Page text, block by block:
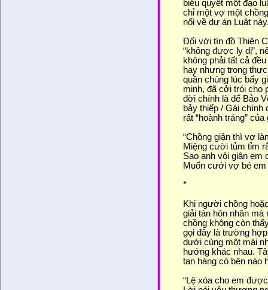
biểu quyết một đạo
chỉ một vợ một
nổi về dự án Luật
Đối với tín đồ Thiên
“không được ly dị”,
không phải tất cả
hay nhưng trong
quần chúng lúc bấy
minh, đã cởi trói cho
đời chính là để Bảo
bảy thiếp / Gái chính
rất “hoành tráng”
“Chồng giận thì vợ
Miệng cười tủm tỉm
Sao anh vội giận em
Muốn cưới vợ bé
*
Khi người chồng
giải tán hôn nhân
chồng không còn
gọi đây là trường
dưới cùng một mái
hướng khác nhau.
tan hàng có bên nào
“Lệ xóa cho em